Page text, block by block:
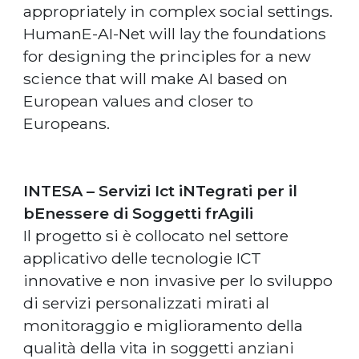
appropriately in complex social settings.
HumanE-AI-Net will lay the foundations
for designing the principles for a new
science that will make AI based on
European values and closer to
Europeans.
INTESA – Servizi Ict iNTegrati per il
bEnessere di Soggetti frAgili
Il progetto si è collocato nel settore
applicativo delle tecnologie ICT
innovative e non invasive per lo sviluppo
di servizi personalizzati mirati al
monitoraggio e miglioramento della
qualità della vita in soggetti anziani